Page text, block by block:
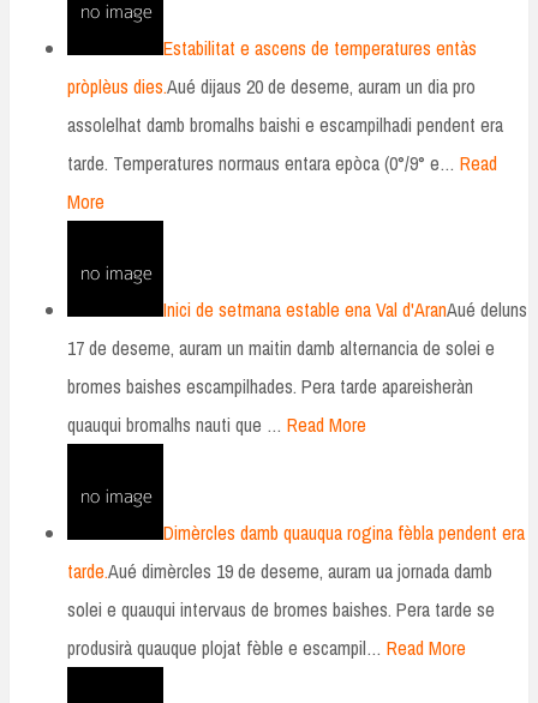
Estabilitat e ascens de temperatures entàs
pròplèus dies.Aué dijaus 20 de deseme, auram un dia pro
assolelhat damb bromalhs baishi e escampilhadi pendent era
tarde. Temperatures normaus entara epòca (0°/9° e… Read
More
Inici de setmana estable ena Val d'AranAué deluns
17 de deseme, auram un maitin damb alternancia de solei e
bromes baishes escampilhades. Pera tarde apareisheràn
quauqui bromalhs nauti que … Read More
Dimèrcles damb quauqua rogina fèbla pendent era
tarde.Aué dimèrcles 19 de deseme, auram ua jornada damb
solei e quauqui intervaus de bromes baishes. Pera tarde se
produsirà quauque plojat fèble e escampil… Read More